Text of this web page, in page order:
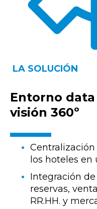
LA SOLUCIÓN
Entorno
visión 360º
los hoteles en
Integración
reservas,
RR.HH. y